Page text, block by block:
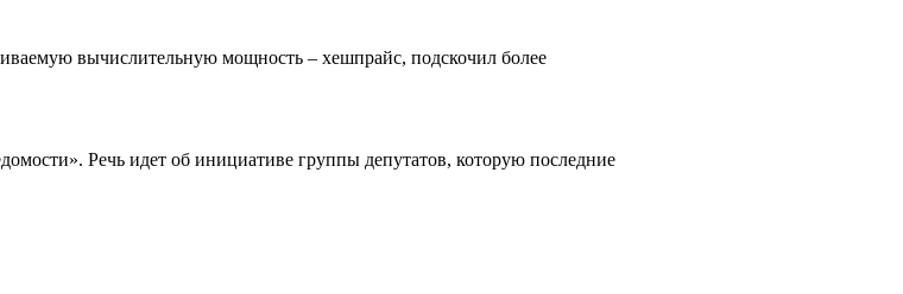
вычислительную мощность – хешпрайс, подскочил более
Речь идет об инициативе группы депутатов, которую последние